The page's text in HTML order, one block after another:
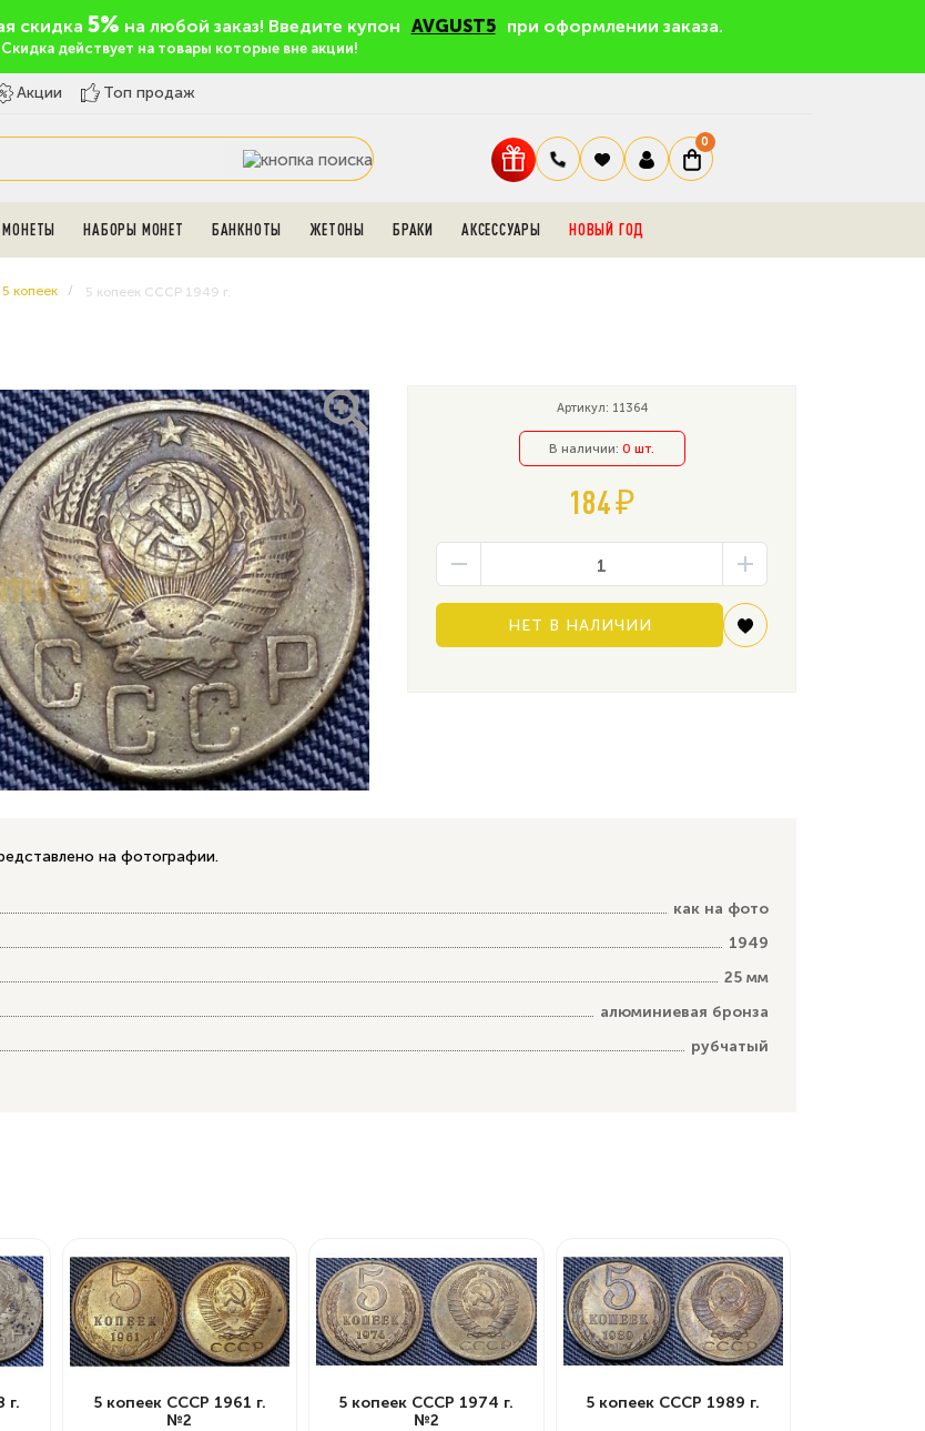
скидка 5% на любой заказ! Введите купон AVGUST5 при оформлении заказа.
Скидка действует на товары которые вне акции!
Акции Топ продаж
0
НАБОРЫ МОНЕТ БАНКНОТЫ ЖЕТОНЫ БРАКИ АКСЕССУАРЫ НОВЫЙ ГОД
5 копеек 5 копеек СССР 1949 г.
Артикул: 11364
В наличии:0 шт.
184 ₽
НЕТ В НАЛИЧИИ
на фотографии.
как на фото
1949
25 мм
алюминиевая бронза
рубчатый
г.
5 копеек СССР 1961 г.
№2
5 копеек СССР 1974 г.
№2
5 копеек СССР 1989 г.